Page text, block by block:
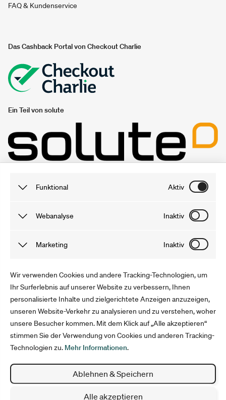
Funktional Aktiv
Funktionale Cookies sind notwendig, damit du unsere
uns gewonnenen Informationen werden anonymisiert und
Webanalyse Inaktiv
Tracking Cookies speichern Informationen, dank derer wir
verstehen können. Mit Tools wie Google Analytics
optimieren wir anschließend unser Angebot und Marketing.
Marketing Inaktiv
Marketing Cookies sammeln Informationen, mit denen wir
unsere Webseite verbessern können. Sie helfen uns,
Werbung auszuspielen, welche die User interessiert. Die
Informationen werden anonym erfasst und für die Dauer
deines Aufenthalts gespeichert.
Wir verwenden Cookies und andere Tracking-Technologien, um
Ihr Surferlebnis auf unserer Website zu verbessern, Ihnen
personalisierte Inhalte und zielgerichtete Anzeigen anzuzeigen,
unseren Website-Verkehr zu analysieren und zu verstehen, woher
unsere Besucher kommen. Mit dem Klick auf „Alle akzeptieren“
stimmen Sie der Verwendung von Cookies und anderen Tracking-
Technologien zu. Mehr Informationen.
Ablehnen & Speichern
Alle akzeptieren
FAQ & Kundenservice
Das Cashback Portal von Checkout Charlie
Ein Teil von solute
gutschein.ch
Folge uns
Impressum